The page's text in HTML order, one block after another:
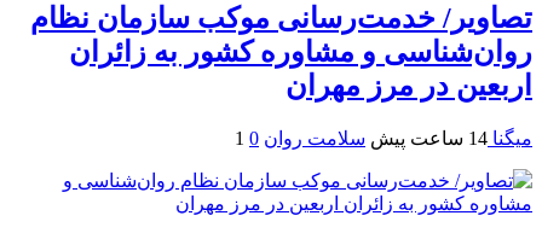
تصاویر/ خدمت‌رسانی موکب سازمان نظام
روان‌شناسی و مشاوره کشور به زائران
اربعین در مرز مهران
میگنا 14 ساعت پیش سلامت روان 0
1